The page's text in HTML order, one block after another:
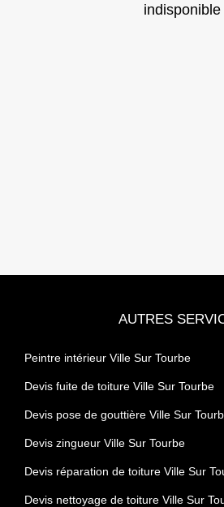
indisponible
AUTRES
Peintre intérieur Ville Sur Tourbe
Devis fuite de toiture Ville Sur Tourbe
Devis pose de gouttière Ville Sur
Devis zingueur Ville Sur Tourbe
Devis réparation de toiture Ville Sur
Devis nettoyage de toiture Ville Sur